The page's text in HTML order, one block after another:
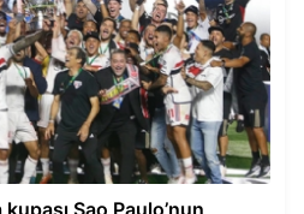
Sao Paulo’nun